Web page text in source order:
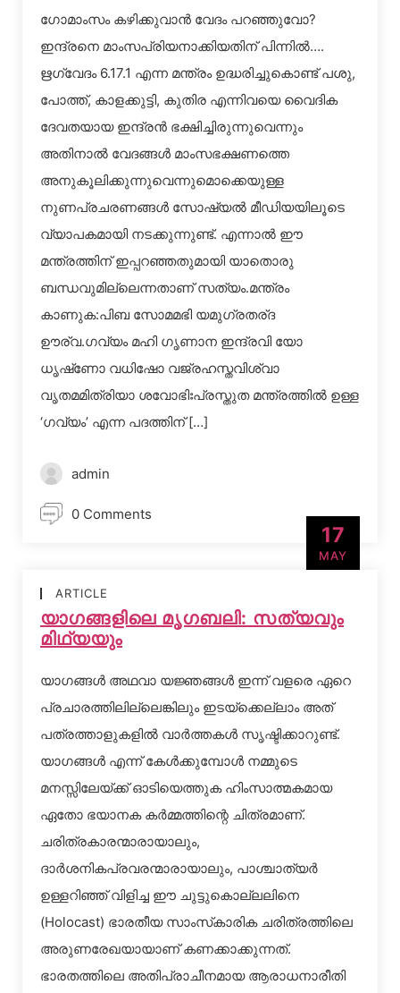
ഗോമാംസം കഴിക്കുവാന്‍ വേദം പറഞ്ഞുവോ?
ഇന്ദ്രനെ മാംസപ്രിയനാക്കിയതിന് പിന്നില്‍….
ഋഗ്വേദം 6.17.1 എന്ന മന്ത്രം ഉദ്ധരിച്ചുകൊണ്ട് പശു,
പോത്ത്, കാളക്കുട്ടി, കുതിര എന്നിവയെ വൈദിക
ദേവതയായ ഇന്ദ്രന്‍ ഭക്ഷിച്ചിരുന്നുവെന്നും
അതിനാല്‍ വേദങ്ങള്‍ മാംസഭക്ഷണത്തെ
അനുകൂലിക്കുന്നുവെന്നുമൊക്കെയുള്ള
നുണപ്രചരണങ്ങള്‍ സോഷ്യല്‍ മീഡിയയിലൂടെ
വ്യാപകമായി നടക്കുന്നുണ്ട്. എന്നാല്‍ ഈ
മന്ത്രത്തിന് ഇപ്പറഞ്ഞതുമായി യാതൊരു
ബന്ധവുമില്ലെന്നതാണ് സത്യം.മന്ത്രം
കാണുക:പിബ സോമമഭി യമുഗ്രതര്ദ
ഊര്‌വ.ഗവ്യം മഹി ഗൃണാന ഇന്ദ്രവി യോ
ധൃഷ്‌ണോ വധിഷോ വജ്രഹസ്തവിശ്വാ
വൃതമമിത്രിയാ ശവോഭിഃപ്രസ്തുത മന്ത്രത്തില്‍ ഉള്ള
‘ഗവ്യം’ എന്ന പദത്തിന് […]
admin
0 Comments
17
MAY
ARTICLE
യാഗങ്ങളിലെ മൃഗബലി: സത്യവും
മിഥ്യയും
യാഗങ്ങള്‍ അഥവാ യജ്ഞങ്ങള്‍ ഇന്ന് വളരെ ഏറെ
പ്രചാരത്തിലില്ലെങ്കിലും ഇടയ്‌ക്കെല്ലാം അത്
പത്രത്താളുകളില്‍ വാര്‍ത്തകള്‍ സൃഷ്ടിക്കാറുണ്ട്.
യാഗങ്ങള്‍ എന്ന് കേള്‍ക്കുമ്പോള്‍ നമ്മുടെ
മനസ്സിലേയ്ക്ക് ഓടിയെത്തുക ഹിംസാത്മകമായ
ഏതോ ഭയാനക കര്‍മ്മത്തിന്റെ ചിത്രമാണ്.
ചരിത്രകാരന്മാരായാലും,
ദാര്‍ശനികപ്രവരന്മാരായാലും, പാശ്ചാത്യര്‍
ഉള്ളറിഞ്ഞ് വിളിച്ച ഈ ചുട്ടുകൊല്ലലിനെ
(Holocast) ഭാരതീയ സാംസ്‌കാരിക ചരിത്രത്തിലെ
അരുണരേഖയായാണ് കണക്കാക്കുന്നത്.
ഭാരതത്തിലെ അതിപ്രാചീനമായ ആരാധനാരീതി